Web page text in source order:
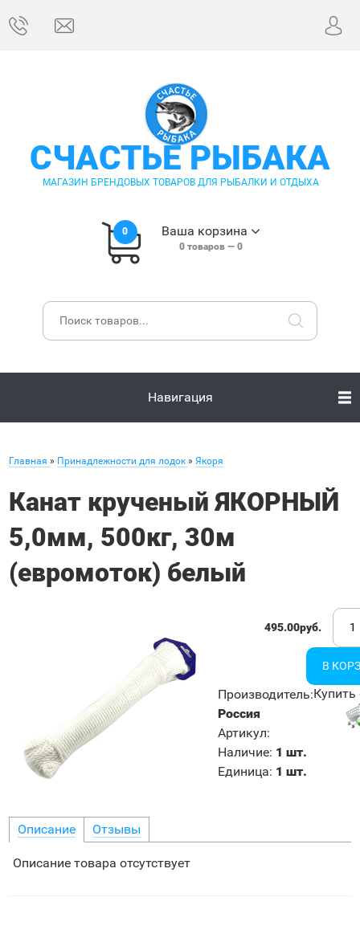
СЧАСТЬЕ РЫБАКА
МАГАЗИН БРЕНДОВЫХ ТОВАРОВ ДЛЯ РЫБАЛКИ И ОТДЫХА
0 Ваша корзина
0товаров — 0
Навигация
Главная » Принадлежности для лодок » Якоря
Канат крученый ЯКОРНЫЙ
5,0мм, 500кг, 30м
(евромоток) белый
495.00руб.
Производитель:
Россия
Артикул:
Наличие: 1 шт.
Единица: 1 шт.
Купить
Описание Отзывы
Описание товара отсутствует